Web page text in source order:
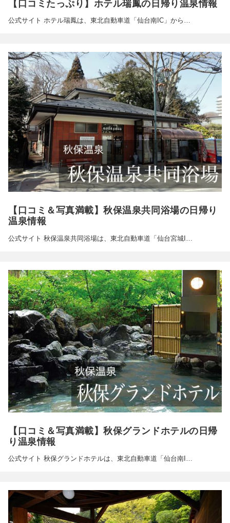
【口コミたっぷり】ホテル瑞鳳の日帰り温泉情報
公式サイト ホテル瑞鳳は、東北自動車道「仙台南IC」から…
【口コミ＆写真満載】秋保温泉共同浴場の日帰り
温泉情報
公式サイト 秋保温泉共同浴場は、東北自動車道「仙台宮城I…
【口コミ＆写真満載】秋保グランドホテルの日帰
り温泉情報
公式サイト 秋保グランドホテルは、東北自動車道「仙台南I…